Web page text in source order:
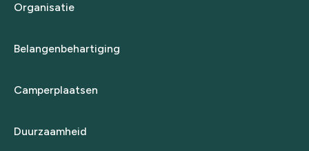
Organisatie
Belangenbehartiging
Camperplaatsen
Duurzaamheid